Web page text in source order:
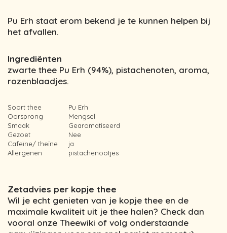
Pu Erh staat erom bekend je te kunnen helpen bij
het afvallen.
Ingrediënten
zwarte thee Pu Erh (94%), pistachenoten, aroma,
rozenblaadjes.
Soort thee
Pu Erh
Oorsprong
Mengsel
Smaak
Gearomatiseerd
Gezoet
Nee
Cafeïne/ theïne
ja
Allergenen
pistachenootjes
Zetadvies per kopje thee
Wil je echt genieten van je kopje thee en de
maximale kwaliteit uit je thee halen? Check dan
vooral onze Theewiki of volg onderstaande